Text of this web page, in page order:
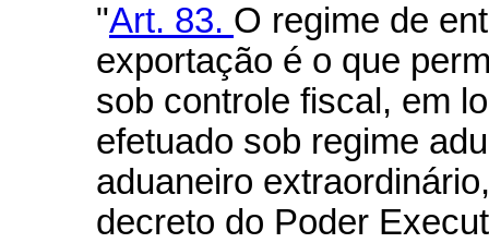
"Art. 83. O regime de
exportação é o que
sob controle fiscal, em
efetuado sob regime
aduaneiro
decreto do Poder